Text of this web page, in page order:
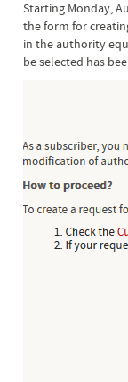
Starting Monday,
the form for
in the authority
be selected has